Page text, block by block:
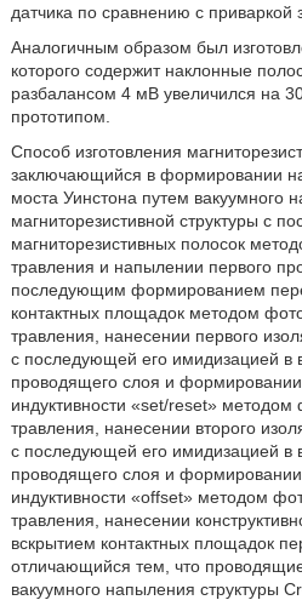
датчика по сравнению с приваркой
Аналогичным образом был
которого содержит наклонные
разбалансом 4 мВ увеличился на
прототипом.
Способ изготовления
заключающийся в формировании
моста Уинстона путем вакуумного
магниторезистивной структуры с
магниторезистивных полосок
травления и напылении первого
последующим формированием
контактных площадок методом
травления, нанесении первого
с последующей его имидизацией в
проводящего слоя и
индуктивности «set/reset» методом
травления, нанесении второго
с последующей его имидизацией в
проводящего слоя и
индуктивности «offset» методом
травления, нанесении
вскрытием контактных площадок
отличающийся тем, что
вакуумного напыления структуры